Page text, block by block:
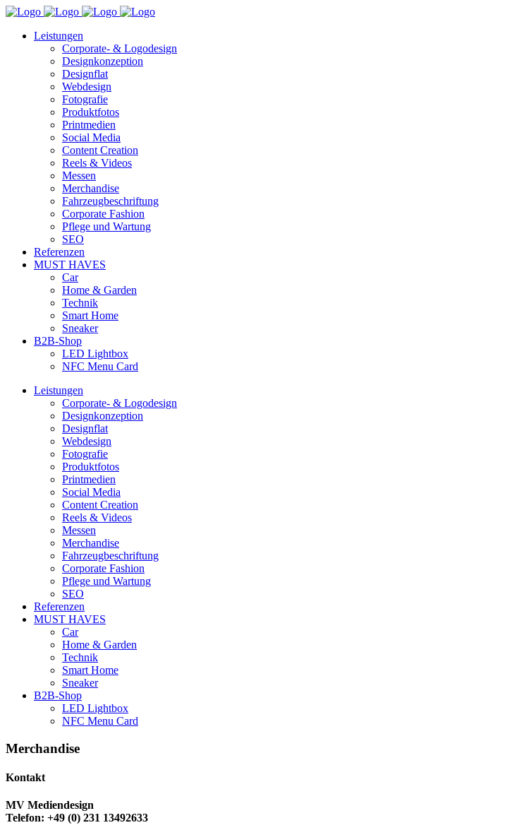
Leistungen
Corporate- & Logodesign
Designkonzeption
Designflat
Webdesign
Fotografie
Produktfotos
Printmedien
Social Media
Content Creation
Reels & Videos
Messen
Merchandise
Fahrzeugbeschriftung
Corporate Fashion
Pflege und Wartung
SEO
Referenzen
MUST HAVES
Car
Home & Garden
Technik
Smart Home
Sneaker
B2B-Shop
LED Lightbox
NFC Menu Card
Leistungen
Corporate- & Logodesign
Designkonzeption
Designflat
Webdesign
Fotografie
Produktfotos
Printmedien
Social Media
Content Creation
Reels & Videos
Messen
Merchandise
Fahrzeugbeschriftung
Corporate Fashion
Pflege und Wartung
SEO
Referenzen
MUST HAVES
Car
Home & Garden
Technik
Smart Home
Sneaker
B2B-Shop
LED Lightbox
NFC Menu Card
Merchandise
Kontakt
MV Mediendesign
Telefon: +49 (0) 231 13492633